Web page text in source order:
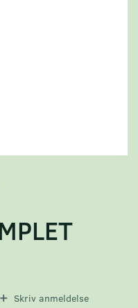
Skriv anmeldelse